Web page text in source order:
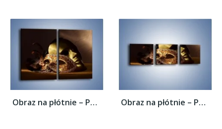
Obraz na płótnie – Porzucone maski w... Obraz na płótnie – Porzucone maski w...